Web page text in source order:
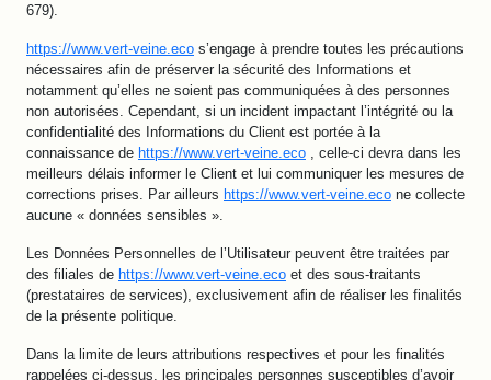
679).
https://www.vert-veine.eco s’engage à prendre toutes les précautions
nécessaires afin de préserver la sécurité des Informations et
notamment qu’elles ne soient pas communiquées à des personnes
non autorisées. Cependant, si un incident impactant l’intégrité ou la
confidentialité des Informations du Client est portée à la
connaissance de https://www.vert-veine.eco , celle-ci devra dans les
meilleurs délais informer le Client et lui communiquer les mesures de
corrections prises. Par ailleurs https://www.vert-veine.eco ne collecte
aucune « données sensibles ».
Les Données Personnelles de l’Utilisateur peuvent être traitées par
des filiales de https://www.vert-veine.eco et des sous-traitants
(prestataires de services), exclusivement afin de réaliser les finalités
de la présente politique.
Dans la limite de leurs attributions respectives et pour les finalités
rappelées ci-dessus, les principales personnes susceptibles d’avoir